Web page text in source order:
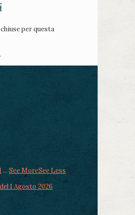
per questa
... See MoreSee Less
1 Agosto 2026